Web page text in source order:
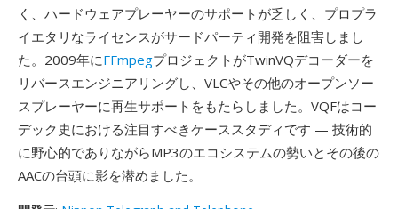
く、ハードウェアプレーヤーのサポートが乏しく、プロプラ
イエタリなライセンスがサードパーティ開発を阻害しまし
た。2009年にFFmpegプロジェクトがTwinVQデコーダーを
リバースエンジニアリングし、VLCやその他のオープンソー
スプレーヤーに再生サポートをもたらしました。VQFはコー
デック史における注目すべきケーススタディです — 技術的
に野心的でありながらMP3のエコシステムの勢いとその後の
AACの台頭に影を潜めました。